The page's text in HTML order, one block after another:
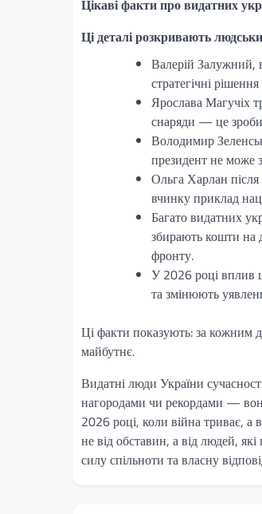
Цікаві факти про видатних
Ці деталі розкривають
Валерій Залужний,
стратегічні
Ярослава Магучіх
снаряди — це
Володимир
президент не може
Ольга Харлан після
вчинку приклад
Багато видатних
збирають кошти на
фронту.
У 2026 році вплив
та змінюють
Ці факти показують: за кожним
майбутнє.
Видатні люди України
нагородами чи рекордами —
2026 році, коли війна триває, а
не від обставин, а від людей,
силу спільноти та власну